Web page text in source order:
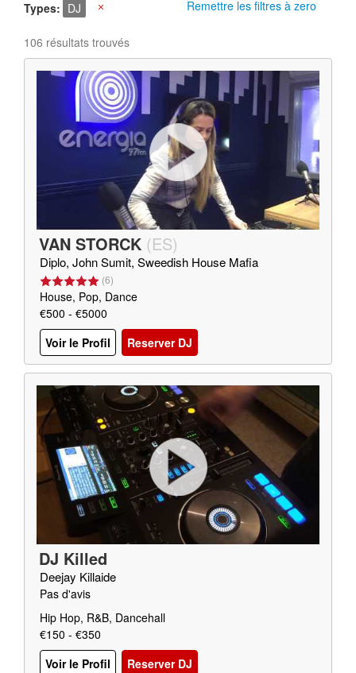
Remettre les filtres à zero
Types DJ
106 résultats trouvés
VAN STORCK (ES)
Diplo, John Sumit, Sweedish House Mafia
(6)
House, Pop, Dance
€500 - €5000
Voir le Profil
Reserver DJ
DJ Killed
Deejay Killaide
Pas d'avis
Hip Hop, R&B, Dancehall
€150 - €350
Voir le Profil
Reserver DJ